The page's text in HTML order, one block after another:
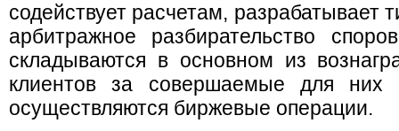
содействует расчетам, разрабатывает
арбитражное разбирательство
складываются в основном из
клиентов за совершаемые для них
осуществляются биржевые операции.